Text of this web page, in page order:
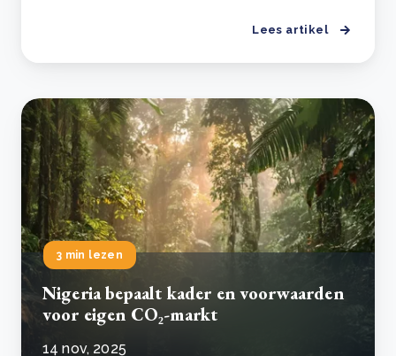
Lees artikel
3 min lezen
Nigeria bepaalt kader en voorwaarden
voor eigen CO₂-markt
14 nov, 2025